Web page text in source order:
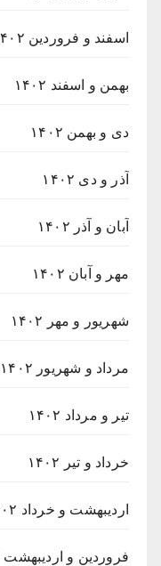
اسفند و فروردین ۱۴۰۲
بهمن و اسفند ۱۴۰۲
دی و بهمن ۱۴۰۲
آذر و دی ۱۴۰۲
آبان و آذر ۱۴۰۲
مهر و آبان ۱۴۰۲
شهریور و مهر ۱۴۰۲
مرداد و شهریور ۱۴۰۲
تیر و مرداد ۱۴۰۲
خرداد و تیر ۱۴۰۲
اردیبهشت و خرداد ۱۴۰۲
فروردین و اردیبهشت ۱۴۰۲